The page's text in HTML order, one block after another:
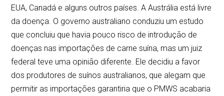
EUA, Canadá e alguns outros países. A Austrália está livre
da doença. O governo australiano conduziu um estudo
que concluiu que havia pouco risco de introdução de
doenças nas importações de carne suína, mas um juiz
federal teve uma opinião diferente. Ele decidiu a favor
dos produtores de suínos australianos, que alegam que
permitir as importações garantiria que o PMWS acabaria